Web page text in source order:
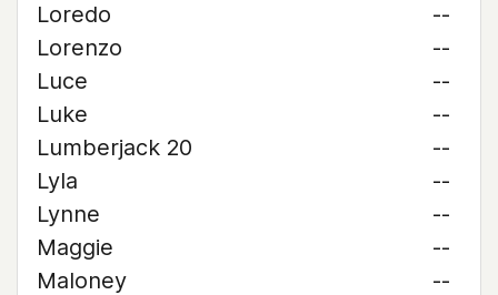
Loredo
--
Lorenzo
--
Luce
--
Luke
--
Lumberjack 20
--
Lyla
--
Lynne
--
Maggie
--
Maloney
--